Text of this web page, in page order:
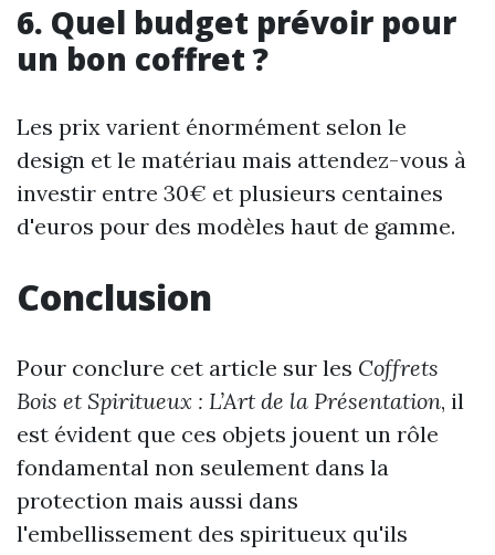
6. Quel budget prévoir pour
un bon coffret ?
Les prix varient énormément selon le
design et le matériau mais attendez-vous à
investir entre 30€ et plusieurs centaines
d'euros pour des modèles haut de gamme.
Conclusion
Pour conclure cet article sur les Coffrets
Bois et Spiritueux : L’Art de la Présentation, il
est évident que ces objets jouent un rôle
fondamental non seulement dans la
protection mais aussi dans
l'embellissement des spiritueux qu'ils